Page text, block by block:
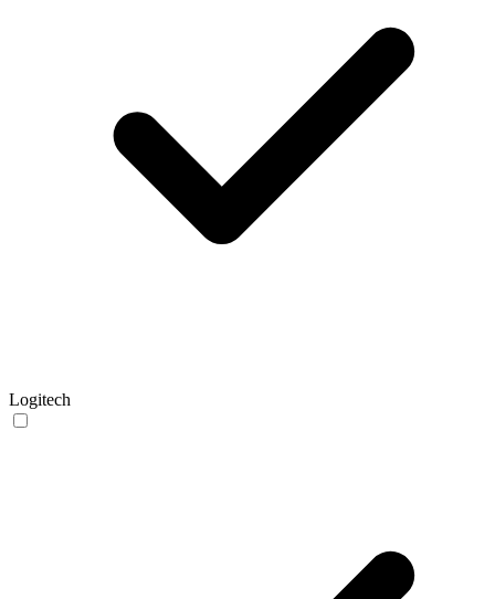
Logitech